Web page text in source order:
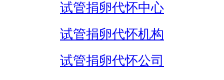
试管捐卵代怀中心
试管捐卵代怀机构
试管捐卵代怀公司